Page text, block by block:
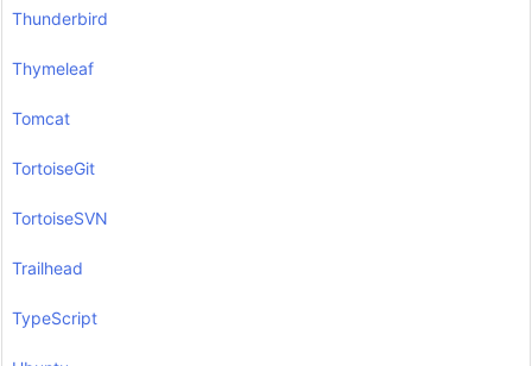
Thunderbird
Thymeleaf
Tomcat
TortoiseGit
TortoiseSVN
Trailhead
TypeScript